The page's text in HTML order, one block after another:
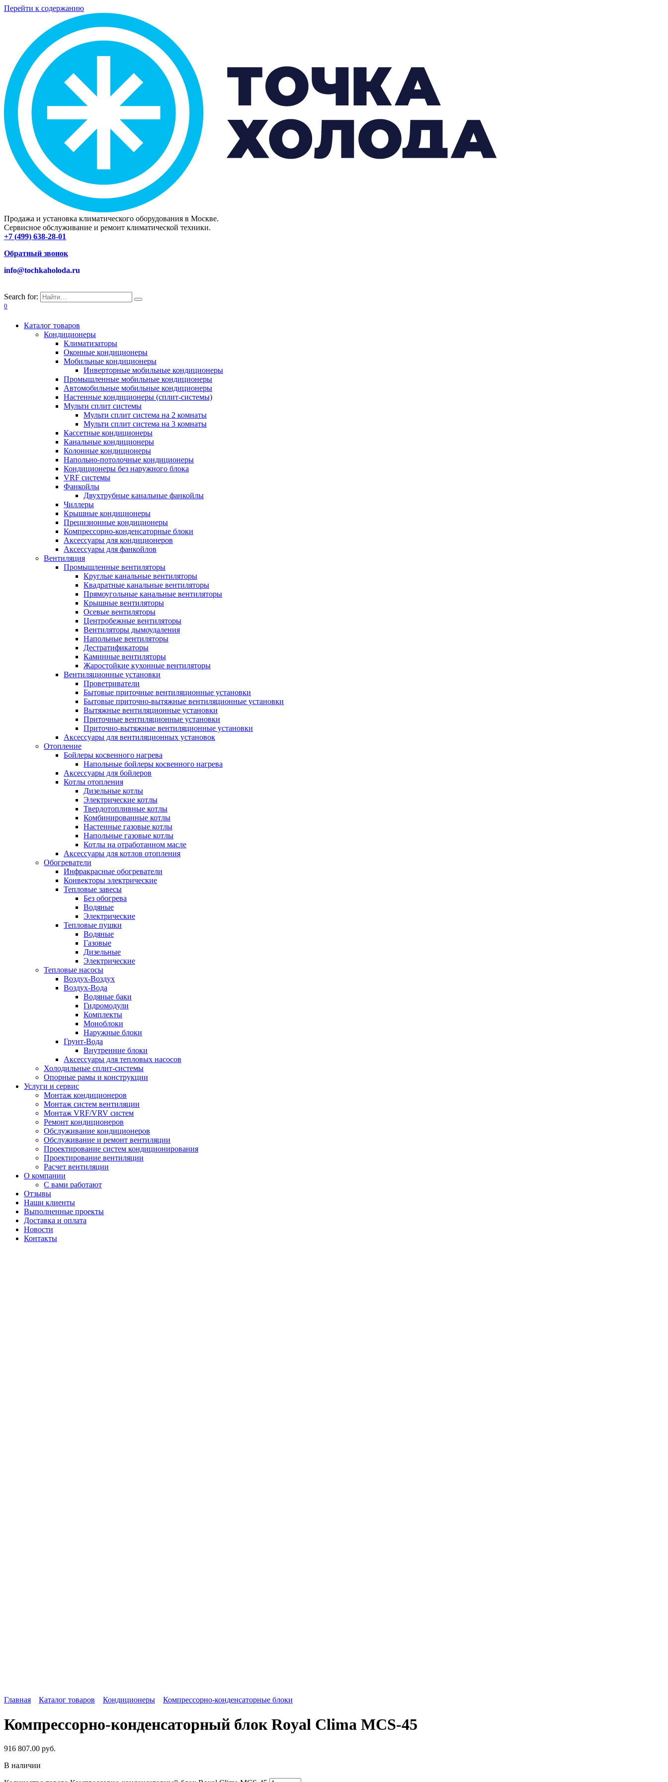
Перейти к содержанию
Продажа и установка климатического оборудования в Москве.
Сервисное обслуживание и ремонт климатической техники.
+7 (499) 638-28-01
Обратный звонок
info@tochkaholoda.ru
Search for:
0
Каталог товаров
Кондиционеры
Климатизаторы
Оконные кондиционеры
Мобильные кондиционеры
Инверторные мобильные кондиционеры
Промышленные мобильные кондиционеры
Автомобильные мобильные кондиционеры
Настенные кондиционеры (сплит-системы)
Мульти сплит системы
Мульти сплит система на 2 комнаты
Мульти сплит система на 3 комнаты
Кассетные кондиционеры
Канальные кондиционеры
Колонные кондиционеры
Напольно-потолочные кондиционеры
Кондиционеры без наружного блока
VRF системы
Фанкойлы
Двухтрубные канальные фанкойлы
Чиллеры
Крышные кондиционеры
Прецизионные кондиционеры
Компрессорно-конденсаторные блоки
Аксессуары для кондиционеров
Аксессуары для фанкойлов
Вентиляция
Промышленные вентиляторы
Круглые канальные вентиляторы
Квадратные канальные вентиляторы
Прямоугольные канальные вентиляторы
Крышные вентиляторы
Осевые вентиляторы
Центробежные вентиляторы
Вентиляторы дымоудаления
Напольные вентиляторы
Дестратификаторы
Каминные вентиляторы
Жаростойкие кухонные вентиляторы
Вентиляционные установки
Проветриватели
Бытовые приточные вентиляционные установки
Бытовые приточно-вытяжные вентиляционные установки
Вытяжные вентиляционные установки
Приточные вентиляционные установки
Приточно-вытяжные вентиляционные установки
Аксессуары для вентиляционных установок
Отопление
Бойлеры косвенного нагрева
Напольные бойлеры косвенного нагрева
Аксессуары для бойлеров
Котлы отопления
Дизельные котлы
Электрические котлы
Твердотопливные котлы
Комбинированные котлы
Настенные газовые котлы
Напольные газовые котлы
Котлы на отработанном масле
Аксессуары для котлов отопления
Обогреватели
Инфракрасные обогреватели
Конвекторы электрические
Тепловые завесы
Без обогрева
Водяные
Электрические
Тепловые пушки
Водяные
Газовые
Дизельные
Электрические
Тепловые насосы
Воздух-Воздух
Воздух-Вода
Водяные баки
Гидромодули
Комплекты
Моноблоки
Наружные блоки
Грунт-Вода
Внутренние блоки
Аксессуары для тепловых насосов
Холодильные сплит-системы
Опорные рамы и конструкции
Услуги и сервис
Монтаж кондиционеров
Монтаж систем вентиляции
Монтаж VRF/VRV систем
Ремонт кондиционеров
Обслуживание кондиционеров
Обслуживание и ремонт вентиляции
Проектирование систем кондиционирования
Проектирование вентиляции
Расчет вентиляции
О компании
С вами работают
Отзывы
Наши клиенты
Выполненные проекты
Доставка и оплата
Новости
Контакты
Главная Каталог товаров Кондиционеры Компрессорно-конденсаторные блоки
Компрессорно-конденсаторный блок Royal Clima MCS-45
916 807.00 руб.
В наличии